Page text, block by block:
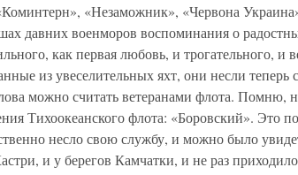
«Незаможник», «Червона
давних военморов воспоминания о
как первая любовь, и трогательного, и
из увеселительных яхт, они несли
можно считать ветеранами флота. Помню,
Тихоокеанского флота: «Боровский». Это
несло свою службу, и можно было
и у берегов Камчатки, и не раз